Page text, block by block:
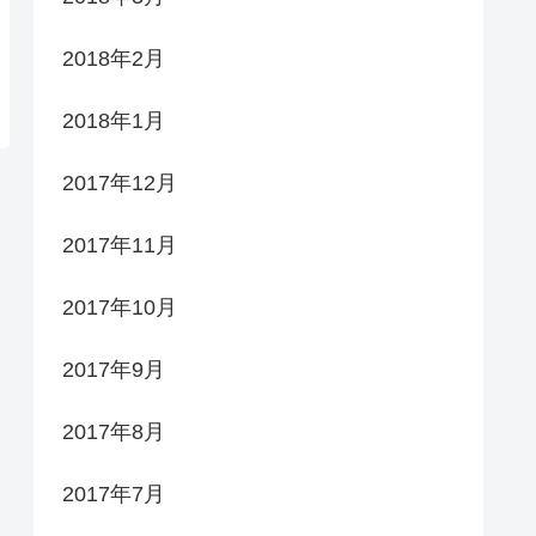
2018年2月
2018年1月
2017年12月
2017年11月
2017年10月
2017年9月
2017年8月
2017年7月